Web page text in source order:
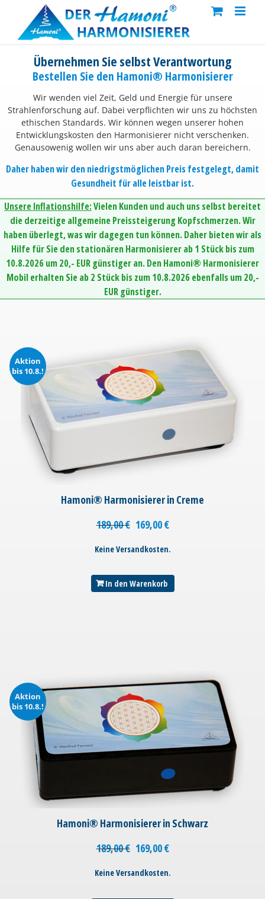
content
Übernehmen Sie selbst Verantwortung
Bestellen Sie den Hamoni® Harmonisierer
Wir wenden viel Zeit, Geld und Energie für unsere
Strahlenforschung auf. Dabei verpflichten wir uns zu höchsten
ethischen Standards. Wir können wegen unserer hohen
Entwicklungskosten den Harmonisierer nicht verschenken.
Genausowenig wollen wir uns aber auch daran bereichern.
Daher haben wir den niedrigstmöglichen Preis festgelegt, damit
Gesundheit für alle leistbar ist.
Unsere Inflationshilfe:Vielen Kunden und auch uns selbst bereitet
die derzeitige allgemeine Preissteigerung Kopfschmerzen. Wir
haben überlegt, was wir dagegen tun können. Daher bieten wir als
Hilfe für Sie den stationären Harmonisierer ab 1 Stück bis zum
10.8.2026 um 20,- EUR günstiger an. Den Hamoni® Harmonisierer
Mobil erhalten Sie ab 2 Stück bis zum 10.8.2026 ebenfalls um 20,-
EUR günstiger.
Aktion
bis 10.8.!
Hamoni® Harmonisierer in Creme
189,00€ 169,00€
Keine Versandkosten.
In den Warenkorb
Aktion
bis 10.8.!
Hamoni® Harmonisierer in Schwarz
189,00€ 169,00€
Keine Versandkosten.